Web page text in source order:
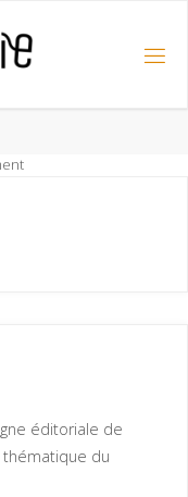
éditoriale de
du